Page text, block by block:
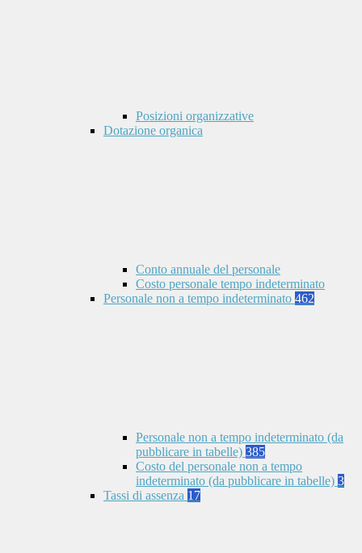
Posizioni organizzative
Dotazione organica
Conto annuale del personale
Costo personale tempo indeterminato
Personale non a tempo indeterminato 462
Personale non a tempo indeterminato (da
pubblicare in tabelle) 385
Costo del personale non a tempo
indeterminato (da pubblicare in tabelle) 3
Tassi di assenza 17